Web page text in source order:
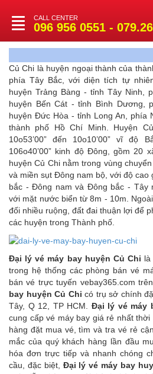
Toggle
navigation
CALL CENTER
096 956 0551 -
Củ Chi là huyện ngoại thành của
phía Tây Bắc, với diện tích tự
huyện Trảng Bàng - tỉnh Tây Ninh,
huyện Bến Cát - tỉnh Bình Dương,
huyện Đức Hòa - tỉnh Long An, phía
thành phố Hồ Chí Minh. Huyện
10o53’00” đến 10o10’00” vĩ độ
106o40’00” kinh độ Đông, gồm 20
huyện Củ Chi nằm trong vùng
và miền sụt Đông nam bộ, với độ cao
bắc - Đông nam và Đông bắc - Tây
với mặt nước biển từ 8m - 10m.
đối nhiều ruộng, đất đai thuận lợi để
các huyện trong Thành phố.
Đại lý vé máy bay huyện Củ Chi
trong hệ thống các phòng bán vé
bán vé trực tuyến vebay365.com
bay huyện Củ Chi có trụ sở chính
Tây, Q 12, TP HCM. Đại lý vé máy
cung cấp vé máy bay giá rẻ nhất
hàng đặt mua vé, tìm và tra vé rẻ
mắc của quý khách hàng lần đầu
hóa đơn trực tiếp và nhanh chóng
cầu, đặc biệt, Đại lý vé máy bay